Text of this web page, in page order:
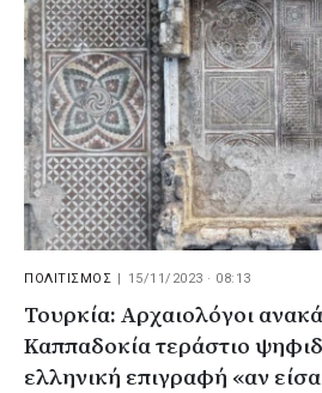
ΠΟΛΙΤΙΣΜΟΣ | 15/11/2023 · 08:13
Τουρκία: Αρχαιολόγοι
Καππαδοκία τεράστιο
ελληνική επιγραφή «αν